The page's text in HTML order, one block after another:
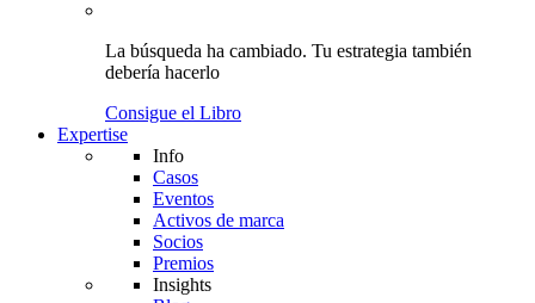
La búsqueda ha cambiado. Tu estrategia también
debería hacerlo
Consigue el Libro
Expertise
Info
Casos
Eventos
Activos de marca
Socios
Premios
Insights